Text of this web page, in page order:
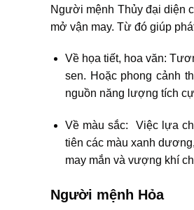
Người mệnh Thủy đại diện
mở vận may. Từ đó giúp
Về họa tiết, hoa văn:
sen. Hoặc phong cảnh
nguồn năng lượng tích
Về màu sắc: Việc lựa
tiên các màu xanh
may mắn và vượng khí
Người mệnh Hỏa